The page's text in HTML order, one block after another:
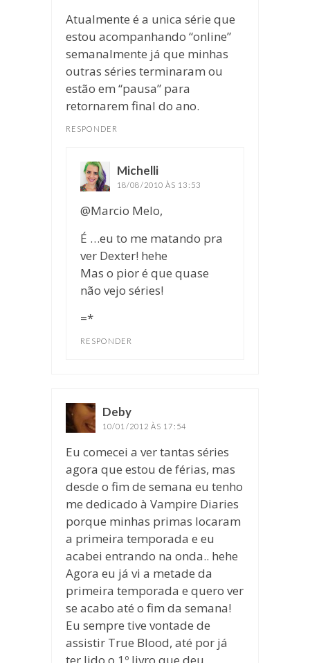
Atualmente é a unica série que
estou acompanhando “online”
semanalmente já que minhas
outras séries terminaram ou
estão em “pausa” para
retornarem final do ano.
RESPONDER
Michelli
18/08/2010 ÀS 13:53
@Marcio Melo,
É …eu to me matando pra
ver Dexter! hehe
Mas o pior é que quase
não vejo séries!
=*
RESPONDER
Deby
10/01/2012 ÀS 17:54
Eu comecei a ver tantas séries
agora que estou de férias, mas
desde o fim de semana eu tenho
me dedicado à Vampire Diaries
porque minhas primas locaram
a primeira temporada e eu
acabei entrando na onda.. hehe
Agora eu já vi a metade da
primeira temporada e quero ver
se acabo até o fim da semana!
Eu sempre tive vontade de
assistir True Blood, até por já
ter lido o 1º livro que deu